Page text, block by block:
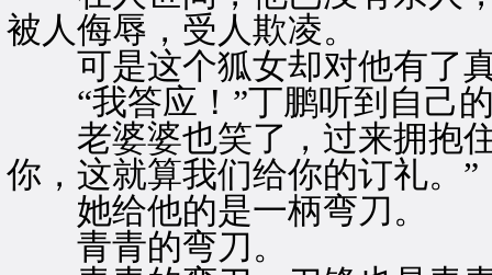
被人侮辱，受人欺凌。
可是这个狐女却对他有了
“我答应！”丁鹏听到自己的
老婆婆也笑了，过来拥抱住
你，这就算我们给你的订礼。”
她给他的是一柄弯刀。
青青的弯刀。